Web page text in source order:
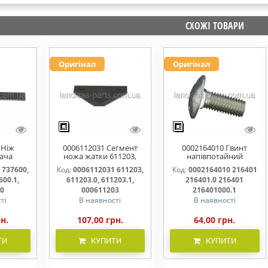
СХОЖІ ТОВАРИ
Оригінал
0006112031 Сегмент
ножа жатки 611203,
611203.0, 611203.1,
000611203
Код:0006112031 611203,
611203.0, 611203.1,
000611203
В наявності
107,00 грн.
КУПИТИ
Оригінал
0002164010 Гвинт
напівпотайний
М10х25х20 216401
216401.0 216401.1
216401000
Код:0002164010 216401
216401.0 216401
216401000.1
В наявності
64,00 грн.
КУПИТИ